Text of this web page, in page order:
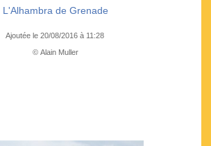
L'Alhambra de Grenade
Ajoutée le 20/08/2016 à 11:28
© Alain Muller